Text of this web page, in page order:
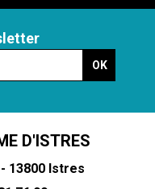
D'ISTRES
13800 Istres